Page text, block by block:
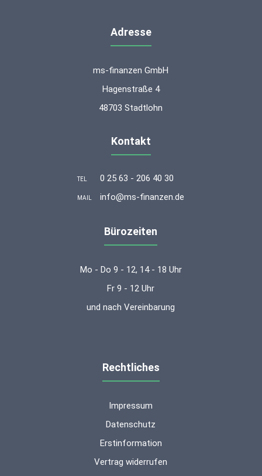
Adresse
ms-finanzen GmbH
Hagenstraße 4
48703 Stadtlohn
Kontakt
TEL 0 25 63 - 206 40 30
MAIL info@ms-finanzen.de
Bürozeiten
Mo - Do 9 - 12, 14 - 18 Uhr
Fr 9 - 12 Uhr
und nach Vereinbarung
Rechtliches
Impressum
Datenschutz
Erstinformation
Vertrag widerrufen